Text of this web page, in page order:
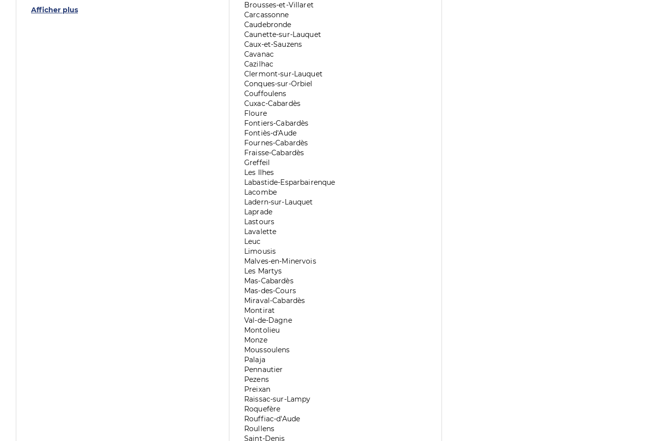
Afficher plus
division
de
division
Zone
de
division
Brousses-et-Villaret
Zone
de
division
Carcassonne
Zone
de
division
Caudebronde
Zone
de
division
Caunette-sur-Lauquet
Zone
de
division
Caux-et-Sauzens
Zone
de
division
Cavanac
Zone
de
division
Cazilhac
Zone
de
division
Clermont-sur-Lauquet
Zone
de
division
Conques-sur-Orbiel
Zone
de
division
Couffoulens
Zone
de
division
Cuxac-Cabardès
Zone
de
division
Floure
Zone
de
division
Fontiers-Cabardès
Zone
de
division
Fontiès-d'Aude
Zone
de
division
Fournes-Cabardès
Zone
de
division
Fraisse-Cabardès
Zone
de
division
Greffeil
Zone
de
division
Les Ilhes
Zone
de
division
Labastide-Esparbairenque
Zone
de
division
Lacombe
Zone
de
division
Ladern-sur-Lauquet
Zone
de
division
Laprade
Zone
de
division
Lastours
Zone
de
division
Lavalette
Zone
de
division
Leuc
Zone
de
division
Limousis
Zone
de
division
Malves-en-Minervois
Zone
de
division
Les Martys
Zone
de
division
Mas-Cabardès
Zone
de
division
Mas-des-Cours
Zone
de
division
Miraval-Cabardès
Zone
de
division
Montirat
Zone
de
division
Val-de-Dagne
Zone
de
division
Montolieu
Zone
de
division
Monze
Zone
de
division
Moussoulens
Zone
de
division
Palaja
Zone
de
division
Pennautier
Zone
de
division
Pezens
Zone
de
division
Preixan
Zone
de
division
Raissac-sur-Lampy
Zone
de
division
Roquefère
Zone
de
division
Rouffiac-d'Aude
Zone
de
Roullens
Zone
Saint-Denis